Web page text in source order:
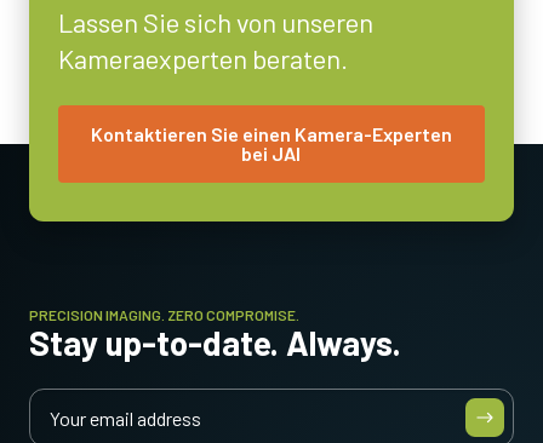
Lassen Sie sich von unseren
Kameraexperten beraten.
Kontaktieren Sie einen Kamera-Experten
bei JAI
PRECISION IMAGING. ZERO COMPROMISE.
Stay up-to-date. Always.